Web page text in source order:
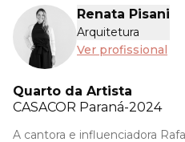
Renata Pisani
Arquitetura
Ver profissional
Quarto da Artista
CASACOR Paraná-2024
A cantora e influenciadora